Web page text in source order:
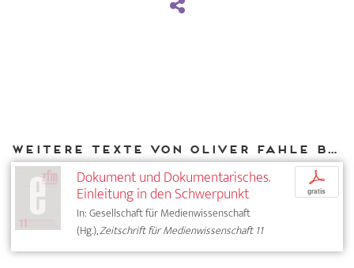
Weitere Texte von Oliver Fahle bei DIAPHANES
Dokument und Dokumentarisches.
Einleitung in den Schwerpunkt
In: Gesellschaft für Medienwissenschaft
(Hg.),Zeitschrift für Medienwissenschaft 11
p
gratis